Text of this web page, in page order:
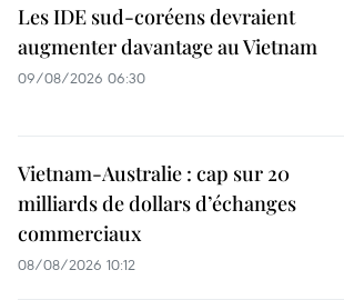
Les IDE sud-coréens devraient
augmenter davantage au Vietnam
09/08/2026 06:30
Vietnam-Australie : cap sur 20
milliards de dollars d’échanges
commerciaux
08/08/2026 10:12